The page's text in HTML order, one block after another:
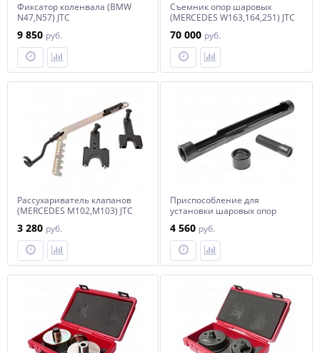
Фиксатор коленвала (BMW
N47,N57) JTC
9 850 руб.
Съемник опор шаровых
(MERCEDES W163,164,251) JTC
70 000 руб.
Рассухариватель клапанов
(MERCEDES M102,M103) JTC
3 280 руб.
Приспособление для
установки шаровых опор
4 560 руб.